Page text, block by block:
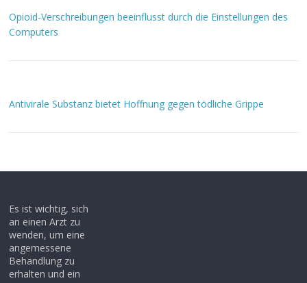
Opioid-Verschreibungen beeinflusst durch die Einstellungen des
Computers
Antivirale Substanz bietet Hoffnung gegen tödliche Grippe
Es ist wichtig, sich
an einen Arzt zu
wenden, um eine
angemessene
Behandlung zu
erhalten und ein